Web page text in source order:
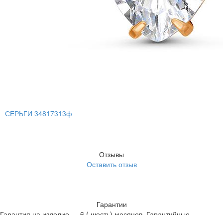
СЕРЬГИ 34817313ф
Отзывы
Оставить отзыв
Гарантии